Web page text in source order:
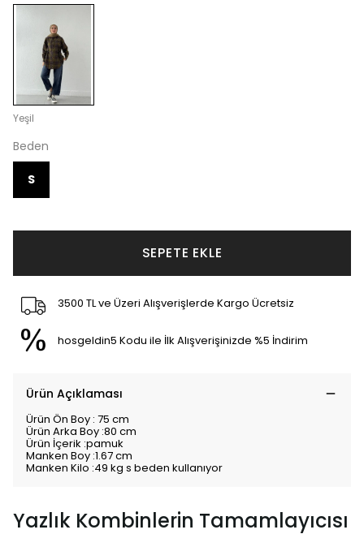
Yeşil
Beden
S
SEPETE EKLE
3500 TL ve Üzeri Alışverişlerde Kargo Ücretsiz
hosgeldin5 Kodu ile İlk Alışverişinizde %5 İndirim
Ürün Açıklaması
Ürün Ön Boy : 75 cm
Ürün Arka Boy :80 cm
Ürün İçerik :pamuk
Manken Boy :1.67 cm
Manken Kilo :49 kg s beden kullanıyor
Yazlık Kombinlerin Tamamlayıcısı